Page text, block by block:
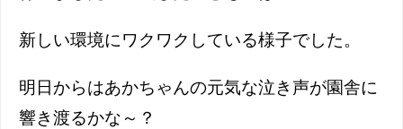
新しい環境にワクワクしている様子でした。
明日からはあかちゃんの元気な泣き声が園舎に
響き渡るかな～？